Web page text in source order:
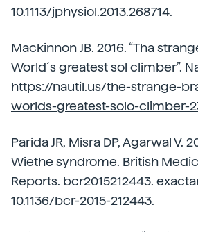
10.1113/jphysiol.2013.268714.
Mackinnon JB. 2016. “Tha
World´s greatest sol climber”.
https://nautil.us/the-strange-
worlds-greatest-solo-climber-
Parida JR, Misra DP, Agarwal V.
Wiethe syndrome. British
Reports. bcr2015212443.
10.1136/bcr-2015-212443.